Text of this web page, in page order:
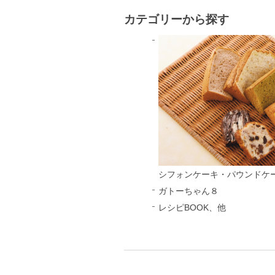
カテゴリーから探す
シフォンケーキ・パウンドケ
ガトーちゃん８
レシピBOOK、他